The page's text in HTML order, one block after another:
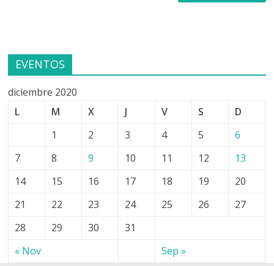
EVENTOS
diciembre 2020
L
M X J V S D
« Nov Sep »
1 2 3 4 5
6
7
8 9 10 11 12
13
14
15 16 17 18 19
20
21
22 23 24 25 26
27
28
29 30 31